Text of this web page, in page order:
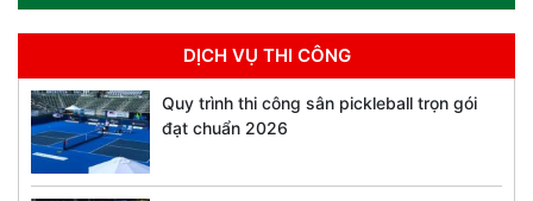
DỊCH VỤ THI CÔNG
Quy trình thi công sân pickleball trọn gói
đạt chuẩn 2026